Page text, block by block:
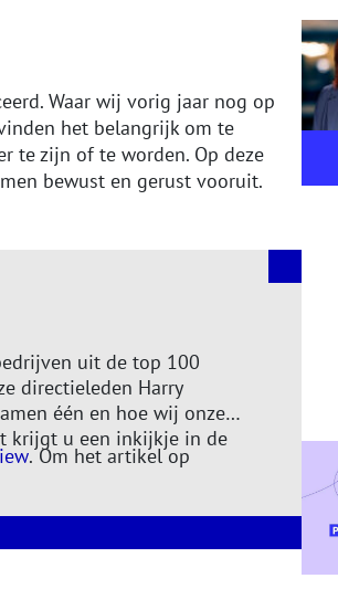
Waar wij vorig jaar nog op
het belangrijk om te
te zijn of te worden. Op deze
bewust en gerust vooruit.
uit de top 100
directieleden Harry
één en hoe wij onze
krijgt u een inkijkje in de
. Om het artikel op